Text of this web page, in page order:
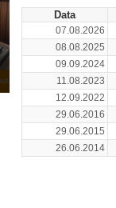
Data
07.08.2026
08.08.2025
09.09.2024
11.08.2023
12.09.2022
29.06.2016
29.06.2015
26.06.2014